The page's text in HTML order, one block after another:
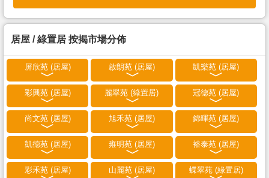
居屋 / 綠置居 按揭市場分佈
屏欣苑 (居屋) 啟朗苑 (居屋) 凱樂苑 (居屋)
彩興苑 (居屋) 麗翠苑 (綠置居) 冠德苑 (居屋)
尚文苑 (居屋) 旭禾苑 (居屋) 錦暉苑 (居屋)
凱德苑 (居屋) 雍明苑 (居屋) 裕泰苑 (居屋)
彩禾苑 (居屋) 山麗苑 (居屋) 蝶翠苑 (綠置居)